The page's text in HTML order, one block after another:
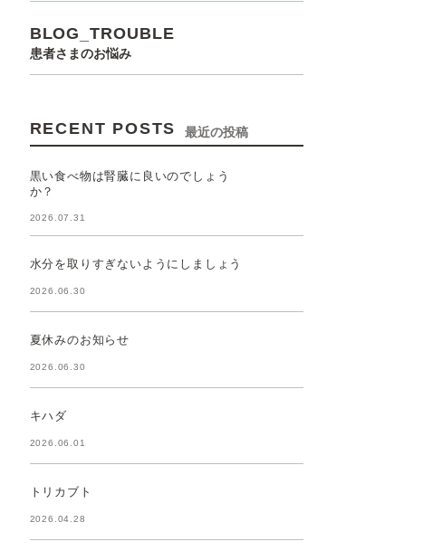
BLOG_TROUBLE
患者さまのお悩み
RECENT POSTS 最近の投稿
黒い食べ物は腎臓に良いのでしょう
か？
2026.07.31
水分を取りすぎないようにしましょう
2026.06.30
夏休みのお知らせ
2026.06.30
キハダ
2026.06.01
トリカブト
2026.04.28